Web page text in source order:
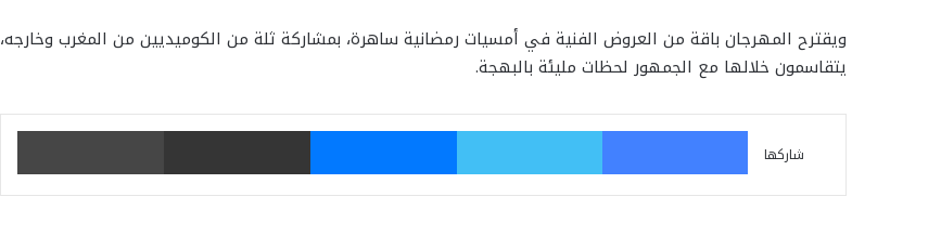
ويقترح المهرجان باقة من العروض الفنية في أمسيات رمضانية ساهرة، بمشاركة ثلة من الكوميديين من المغرب وخارجه،
يتقاسمون خلالها مع الجمهور لحظات مليئة بالبهجة.
شاركها
فيسبوك تويتر ماسنجر مشاركة عبر البريد